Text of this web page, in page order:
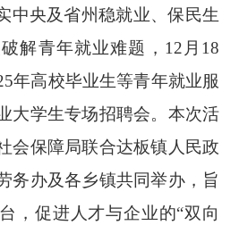
中央及省州稳就业、保民生
解青年就业难题， 12月18
年高校毕业生等青年就业服
大学生专场招聘会。本次活
会保障局联合达板镇人民政
务办及各乡镇共同举办，旨
，促进人才与企业的“双向